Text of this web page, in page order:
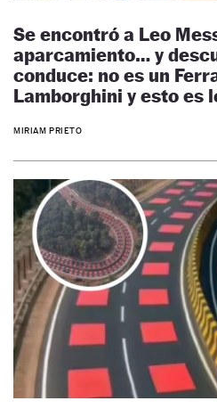
Se encontró a Leo
aparcamiento… y
conduce: no es un
Lamborghini y esto es
MIRIAM PRIETO